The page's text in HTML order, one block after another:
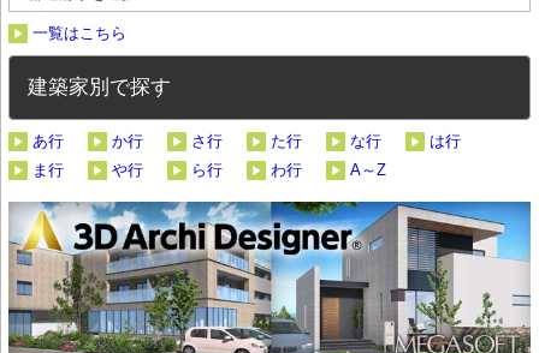
一覧はこちら
建築家別で探す
あ行 か行 さ行 た行 な行
は行
ま行
や行 ら行 わ行 A～Z